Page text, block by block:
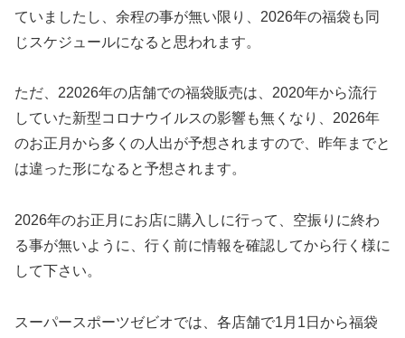
ていましたし、余程の事が無い限り、2026年の福袋も同
じスケジュールになると思われます。
ただ、22026年の店舗での福袋販売は、2020年から流行
していた新型コロナウイルスの影響も無くなり、2026年
のお正月から多くの人出が予想されますので、昨年までと
は違った形になると予想されます。
2026年のお正月にお店に購入しに行って、空振りに終わ
る事が無いように、行く前に情報を確認してから行く様に
して下さい。
スーパースポーツゼビオでは、各店舗で1月1日から福袋